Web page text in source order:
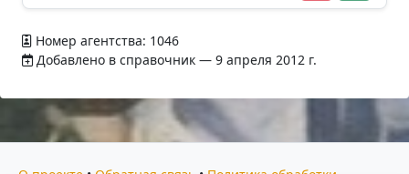
Номер агентства: 1046
Добавлено в справочник — 9 апреля 2012 г.